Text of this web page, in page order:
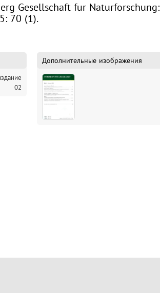
Gesellschaft fur Naturforschung:
70 (1).
02
Дополнительные изображения